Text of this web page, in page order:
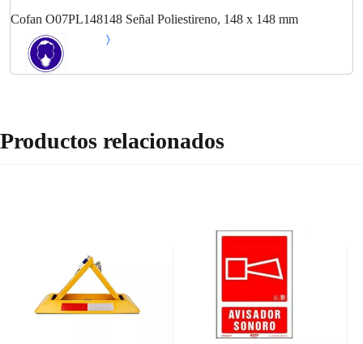
Cofan O07PL148148 Señal Poliestireno, 148 x 148 mm
Productos relacionados